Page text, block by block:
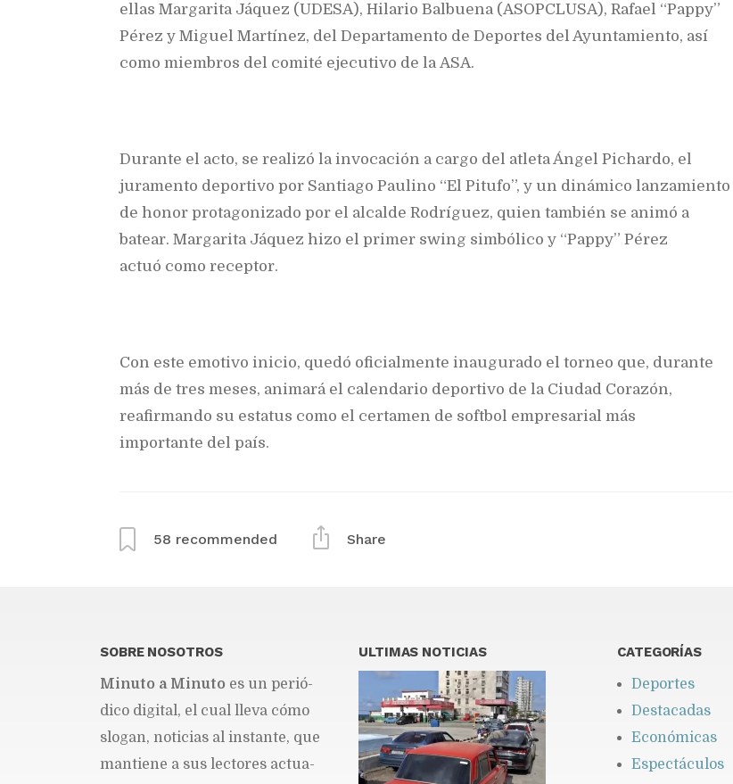
ellas Margarita Jáquez (UDESA), Hilario Balbuena (ASOPCLUSA), Rafael “Pappy”
Pérez y Miguel Martínez, del Departamento de Deportes del Ayuntamiento, así
como miembros del comité ejecutivo de la ASA.
Durante el acto, se realizó la invocación a cargo del atleta Ángel Pichardo, el
juramento deportivo por Santiago Paulino “El Pitufo”, y un dinámico lanzamiento
de honor protagonizado por el alcalde Rodríguez, quien también se animó a
batear. Margarita Jáquez hizo el primer swing simbólico y “Pappy” Pérez
actuó como receptor.
Con este emotivo inicio, quedó oficialmente inaugurado el torneo que, durante
más de tres meses, animará el calendario deportivo de la Ciudad Corazón,
reafirmando su estatus como el certamen de softbol empresarial más
importante del país.
58 recommended Share
SOBRE NOSOTROS
Mi­nu­to a Mi­nu­to es un pe­rió­
di­co di­gi­tal, el cual lle­va cómo
slo­gan, no­ti­cias al ins­tan­te, que
man­tie­ne a sus lec­to­res ac­tua­
ULTIMAS NOTICIAS
CATEGORÍAS
Deportes
Destacadas
Económicas
Espectáculos